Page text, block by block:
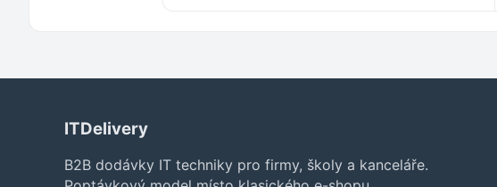
ITDelivery
B2B dodávky IT techniky pro firmy, školy a kanceláře.